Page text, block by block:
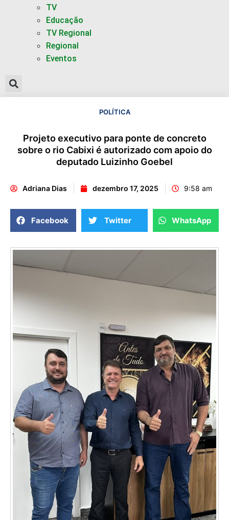
TV
Educação
TV Regional
Regional
Eventos
POLÍTICA
Projeto executivo para ponte de concreto
sobre o rio Cabixi é autorizado com apoio do
deputado Luizinho Goebel
Adriana Dias dezembro 17, 2025 9:58 am
Facebook Twitter WhatsApp